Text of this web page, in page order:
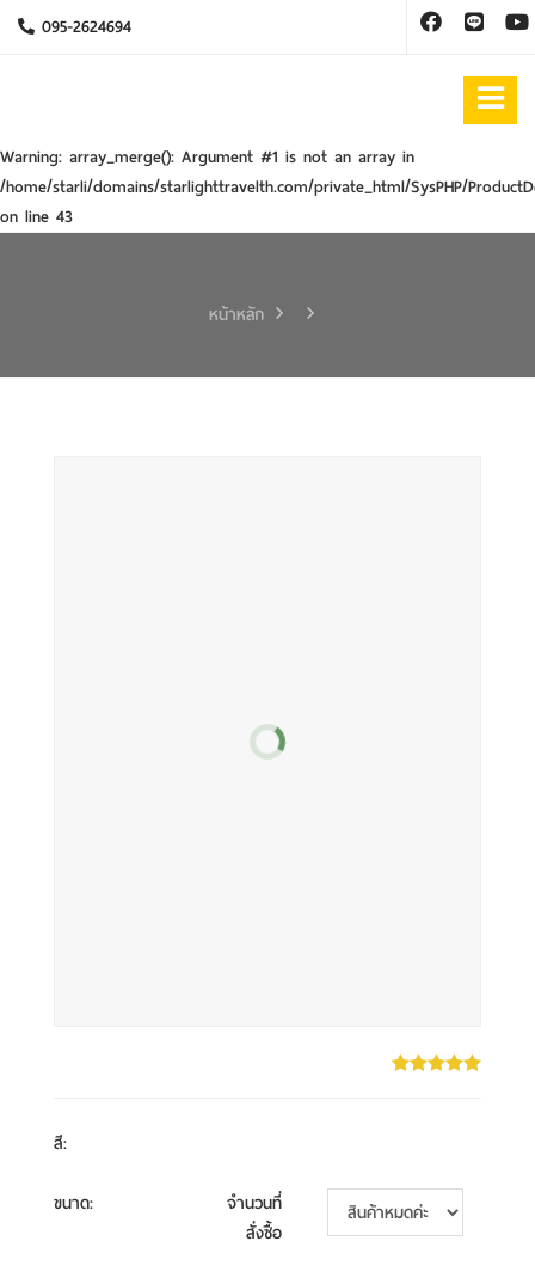
095-2624694
Warning: array_merge(): Argument #1 is not an array in
/home/starli/domains/starlighttravelth.com/private_html/SysPHP/
on line 43
หน้าหลัก
สี:
ขนาด:
จำนวนที่
สั่งซื้อ